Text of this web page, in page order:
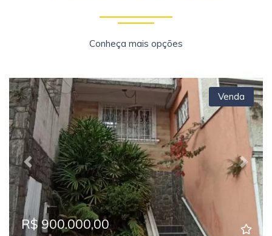
Conheça mais opções
Previous Next
Venda
R$ 900.000,00